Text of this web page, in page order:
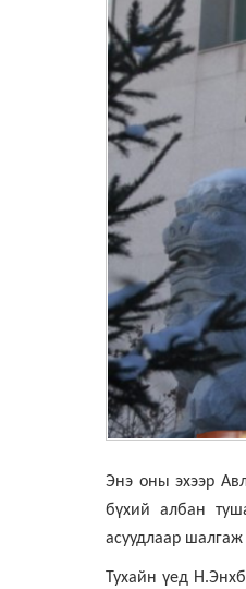
Энэ оны эхээр
бүхий албан
асуудлаар шалгаж
Тухайн үед